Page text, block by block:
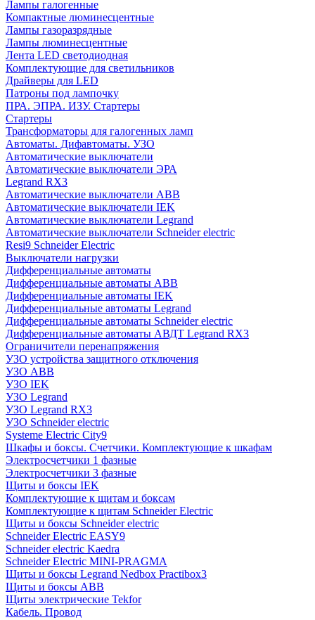
Лампы галогенные
Компактные люминесцентные
Лампы газоразрядные
Лампы люминесцентные
Лента LED светодиодная
Комплектующие для светильников
Драйверы для LED
Патроны под лампочку
ПРА. ЭПРА. ИЗУ. Стартеры
Стартеры
Трансформаторы для галогенных ламп
Автоматы. Дифавтоматы. УЗО
Автоматические выключатели
Автоматические выключатели ЭРА
Legrand RX3
Автоматические выключатели ABB
Автоматические выключатели IEK
Автоматические выключатели Legrand
Автоматические выключатели Schneider electric
Resi9 Schneider Electric
Выключатели нагрузки
Дифференциальные автоматы
Дифференциальные автоматы ABB
Дифференциальные автоматы IEK
Дифференциальные автоматы Legrand
Дифференциальные автоматы Schneider electric
Дифференциальные автоматы АВДТ Legrand RX3
Ограничители перенапряжения
УЗО устройства защитного отключения
УЗО ABB
УЗО IEK
УЗО Legrand
УЗО Legrand RX3
УЗО Schneider electric
Systeme Electric City9
Шкафы и боксы. Счетчики. Комплектующие к шкафам
Электросчетчики 1 фазные
Электросчетчики 3 фазные
Щиты и боксы IEK
Комплектующие к щитам и боксам
Комплектующие к щитам Schneider Electric
Щиты и боксы Schneider electric
Schneider Electric EASY9
Schneider electric Kaedra
Schneider Electric MINI-PRAGMA
Щиты и боксы Legrand Nedbox Practibox3
Щиты и боксы ABB
Щиты электрические Tekfor
Кабель. Провод